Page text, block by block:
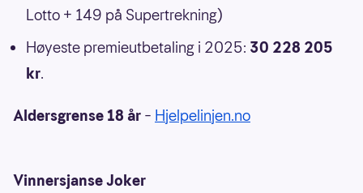
Lotto + 149 på Supertrekning)
Høyeste premieutbetaling i 2025: 30 228 205
kr.
Aldersgrense 18 år – Hjelpelinjen.no
Vinnersjanse Joker